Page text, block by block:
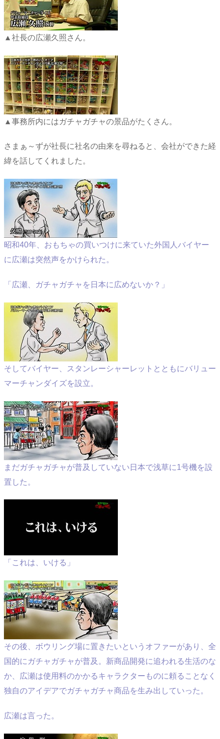
▲社長の広瀬久照さん。
▲事務所内にはガチャガチャの景品がたくさん。
さまぁ～ずが社長に社名の由来を尋ねると、会社ができた経
緯を話してくれました。
昭和40年、おもちゃの買いつけに来ていた外国人バイヤー
に広瀬は突然声をかけられた。
「広瀬、ガチャガチャを日本に広めないか？」
そしてバイヤー、スタンレーシャーレットとともにバリュー
マーチャンダイズを設立。
まだガチャガチャが普及していない日本で浅草に1号機を設
置した。
「これは、いける」
その後、ボウリング場に置きたいというオファーがあり、全
国的にガチャガチャが普及。新商品開発に追われる生活のな
か、広瀬は使用料のかかるキャラクターものに頼ることなく
独自のアイデアでガチャガチャ商品を生み出していった。
広瀬は言った。